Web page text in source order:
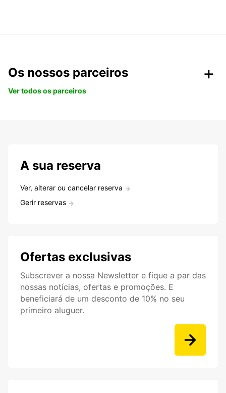
Os nossos parceiros
Ver todos os parceiros
A sua reserva
Ver, alterar ou cancelar reserva
Gerir reservas
Ofertas exclusivas
Subscrever a nossa Newsletter e fique a par das
nossas notícias, ofertas e promoções. E
beneficiará de um desconto de 10% no seu
primeiro aluguer.